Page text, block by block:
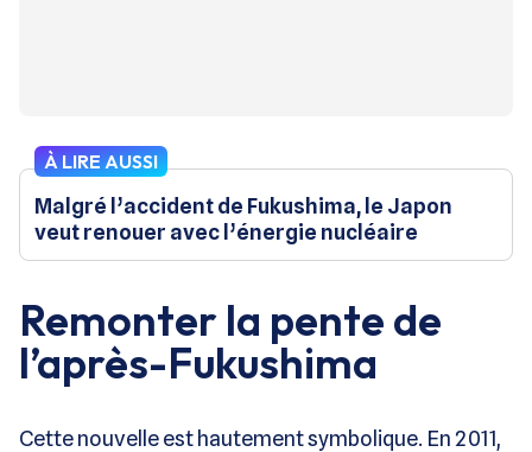
À LIRE AUSSI
Malgré l’accident de Fukushima, le Japon
veut renouer avec l’énergie nucléaire
Remonter la pente de
l’après-Fukushima
Cette nouvelle est hautement symbolique. En 2011,